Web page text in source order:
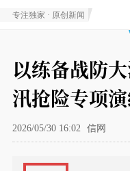
专注独家 · 原创新闻
以练备战防
汛抢险专项
2026/05/30 16:02 信网